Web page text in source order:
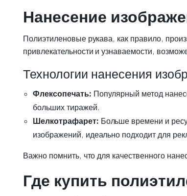
Нанесение
Полиэтиленовые рукава, как правило,
привлекательности и узнаваемости,
Технологии нанесения
Флексопечать: Популярный метод
больших тиражей.
Шелкотрафарет: Больше времени и
изображений, идеально подходит для
Важно помнить, что для качественного
Где купить